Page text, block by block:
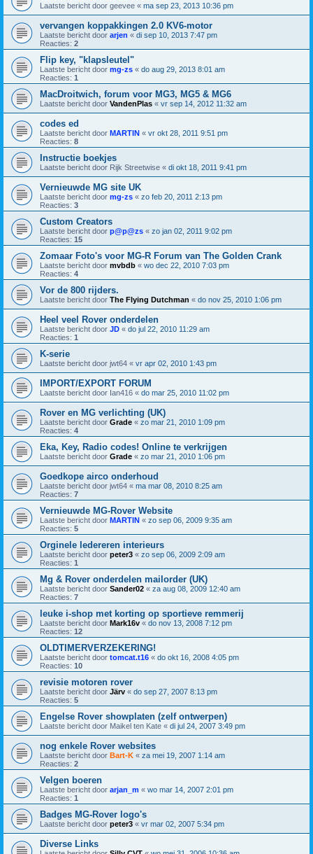
Laatste bericht door geevee « ma sep 23, 2013 10:36 pm
vervangen koppakkingen 2.0 KV6-motor
Laatste bericht door arjen « di sep 10, 2013 7:47 pm
Reacties: 2
Flip key, "klapsleutel"
Laatste bericht door mg-zs « do aug 29, 2013 8:01 am
Reacties: 1
MacDroitwich, forum voor MG3, MG5 & MG6
Laatste bericht door VandenPlas « vr sep 14, 2012 11:32 am
codes ed
Laatste bericht door MARTIN « vr okt 28, 2011 9:51 pm
Reacties: 8
Instructie boekjes
Laatste bericht door Rijk Streetwise « di okt 18, 2011 9:41 pm
Vernieuwde MG site UK
Laatste bericht door mg-zs « zo feb 20, 2011 2:13 pm
Reacties: 3
Custom Creators
Laatste bericht door p@p@zs « zo jan 02, 2011 9:02 pm
Reacties: 15
Zomaar Foto's voor MG-R Forum van The Golden Crank
Laatste bericht door mvbdb « wo dec 22, 2010 7:03 pm
Reacties: 4
Vor de 800 rijders.
Laatste bericht door The Flying Dutchman « do nov 25, 2010 1:06 pm
Heel veel Rover onderdelen
Laatste bericht door JD « do jul 22, 2010 11:29 am
Reacties: 1
K-serie
Laatste bericht door jwt64 « vr apr 02, 2010 1:43 pm
IMPORT/EXPORT FORUM
Laatste bericht door Ian416 « do mar 25, 2010 11:02 pm
Rover en MG verlichting (UK)
Laatste bericht door Grade « zo mar 21, 2010 1:09 pm
Reacties: 4
Eka, Key, Radio codes! Online te verkrijgen
Laatste bericht door Grade « zo mar 21, 2010 1:06 pm
Goedkope airco onderhoud
Laatste bericht door jwt64 « ma mar 08, 2010 8:25 am
Reacties: 7
Vernieuwde MG-Rover Website
Laatste bericht door MARTIN « zo sep 06, 2009 9:35 am
Reacties: 5
Orginele ledereren interieurs
Laatste bericht door peter3 « zo sep 06, 2009 2:09 am
Reacties: 1
Mg & Rover onderdelen mailorder (UK)
Laatste bericht door Sander02 « za aug 08, 2009 12:40 am
Reacties: 7
leuke i-shop met korting op sportieve remmerij
Laatste bericht door Mark16v « do nov 13, 2008 7:12 pm
Reacties: 12
OLDTIMERVERZEKERING!
Laatste bericht door tomcat.t16 « do okt 16, 2008 4:05 pm
Reacties: 10
revisie motoren rover
Laatste bericht door Järv « do sep 27, 2007 8:13 pm
Reacties: 5
Engelse Rover showplaten (zelf ontwerpen)
Laatste bericht door Maikel ten Kate « di jul 24, 2007 3:49 pm
nog enkele Rover websites
Laatste bericht door Bart-K « za mei 19, 2007 1:14 am
Reacties: 2
Velgen boeren
Laatste bericht door arjan_m « wo mar 14, 2007 2:01 pm
Reacties: 1
Badges MG-Rover logo's
Laatste bericht door peter3 « vr mar 02, 2007 5:34 pm
Diverse Links